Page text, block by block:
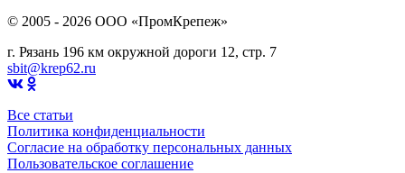
© 2005 - 2026 OOO «ПромКрепеж»
г. Рязань 196 км окружной дороги 12, стр. 7
sbit@krep62.ru
Все статьи
Политика конфиденциальности
Согласие на обработку персональных данных
Пользовательское соглашение